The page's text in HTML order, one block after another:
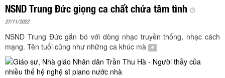
Vận hành bởi QI Corp
NSND Trung Đức giọng ca chất chứa tâm tình
27/11/2022
NSND Trung Đức gắn bó với dòng nhạc truyền thống, nhạc cách
mạng. Tên tuổi cũng như những ca khúc mà
+